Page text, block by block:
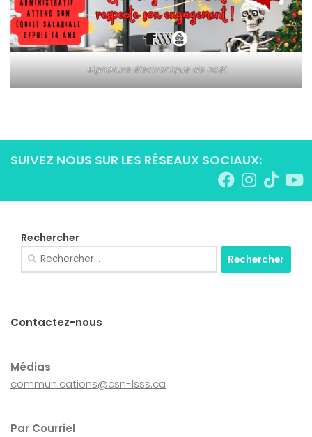
signature électronique de noël
SUIVEZ NOUS SUR LES RÉSEAUX SOCIAUX:
Rechercher
Rechercher :
Contactez-nous
Médias
communications@csn-lsss.ca
Par Courriel